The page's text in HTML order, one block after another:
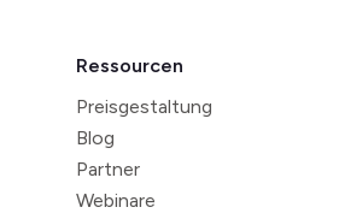
Ressourcen
Preisgestaltung
Blog
Partner
Webinare